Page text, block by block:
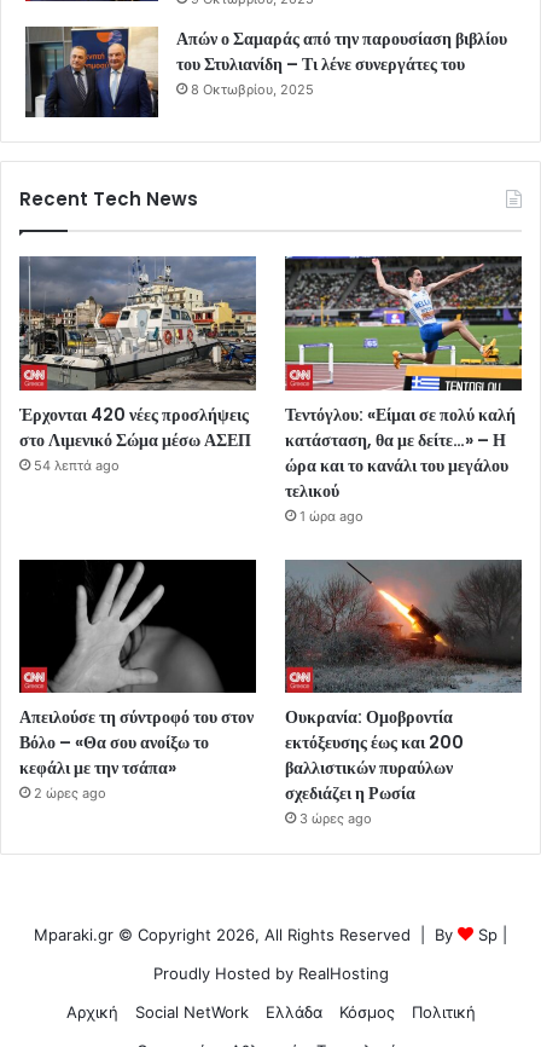
Απών ο Σαμαράς από την παρουσίαση βιβλίου
του Στυλιανίδη – Τι λένε συνεργάτες του
8 Οκτωβρίου, 2025
Recent Tech News
Έρχονται 420 νέες προσλήψεις
στο Λιμενικό Σώμα μέσω ΑΣΕΠ
54 λεπτά ago
Τεντόγλου: «Είμαι σε πολύ καλή
κατάσταση, θα με δείτε…» – Η
ώρα και το κανάλι του μεγάλου
τελικού
1 ώρα ago
Απειλούσε τη σύντροφό του στον
Βόλο – «Θα σου ανοίξω το
κεφάλι με την τσάπα»
2 ώρες ago
Ουκρανία: Ομοβροντία
εκτόξευσης έως και 200
βαλλιστικών πυραύλων
σχεδιάζει η Ρωσία
3 ώρες ago
Mparaki.gr © Copyright 2026, All Rights Reserved | By Sp
Proudly Hosted by RealHosting
Αρχική
Social NetWork Ελλάδα Κόσμος
Πολιτική